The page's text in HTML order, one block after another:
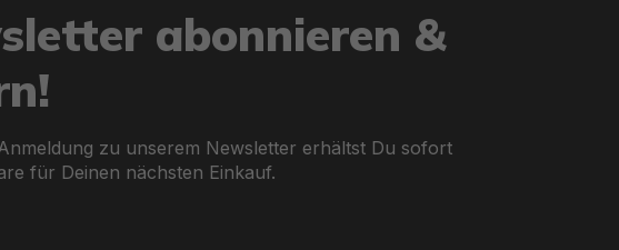
Boote mit optionaler Motorbefestigung und höchster
abonnieren &
zu unserem Newsletter erhältst Du sofort
für Deinen nächsten Einkauf.